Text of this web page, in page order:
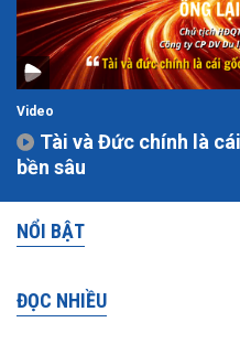
Video
Tài và Đức chính là
bền sâu
NỔI BẬT
ĐỌC NHIỀU